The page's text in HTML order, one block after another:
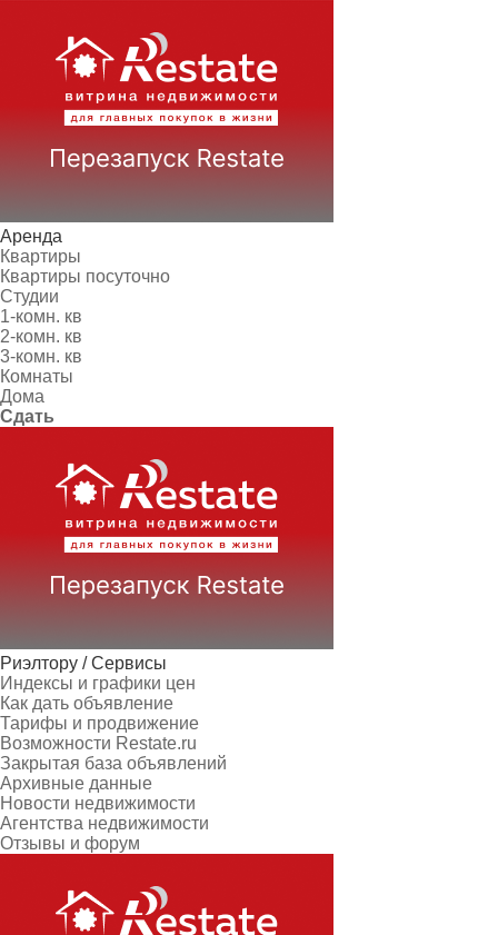
Аренда
Квартиры
Квартиры посуточно
Студии
1-комн. кв
2-комн. кв
3-комн. кв
Комнаты
Дома
Сдать
Риэлтору / Сервисы
Индексы и графики цен
Как дать объявление
Тарифы и продвижение
Возможности Restate.ru
Закрытая база объявлений
Архивные данные
Новости недвижимости
Агентства недвижимости
Отзывы и форум